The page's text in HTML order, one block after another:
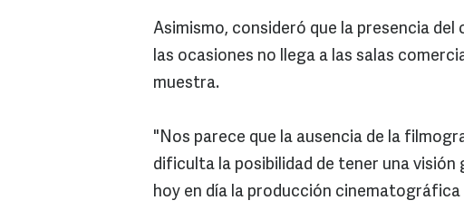
Asimismo, consideró que la presencia del
las ocasiones no llega a las salas
muestra.
"Nos parece que la ausencia de la
dificulta la posibilidad de tener una visión
hoy en día la producción